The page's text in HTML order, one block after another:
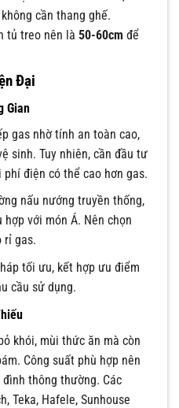
cần thang ghế.
tủ treo nên là 50-60cm để
Đại
Gian
gas nhờ tính an toàn cao,
sinh. Tuy nhiên, cần đầu tư
điện có thể cao hơn gas.
nấu nướng truyền thống,
với món Á. Nên chọn
rỉ gas.
tối ưu, kết hợp ưu điểm
cầu sử dụng.
khói, mùi thức ăn mà còn
Công suất phù hợp nên
thông thường. Các
Teka, Hafele, Sunhouse